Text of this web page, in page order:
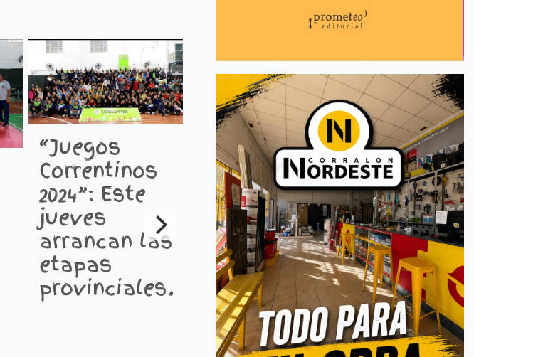
“Juegos
Correntinos
2024”: Este
jueves
arrancan las
etapas
provinciales.
Jorge Terrile
participó del
Encuentro
Federal del
Deporte.
“Juegos
Correntinos
2024”:
gimnasia de
trampolín
tuvo su
provincial
clasificatorio